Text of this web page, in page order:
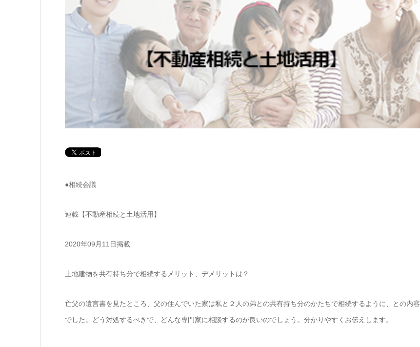
●相続会議
連載【不動産相続と土地活用】
2020年09月11日掲載
土地建物を共有持ち分で相続するメリット、デメリットは？
亡父の遺言書を見たところ、父の住んでいた家は私と２人の弟との共有持ち分のかたちで相続するように、との内容
でした。どう対処するべきで、どんな専門家に相談するのが良いのでしょう。分かりやすくお伝えします。